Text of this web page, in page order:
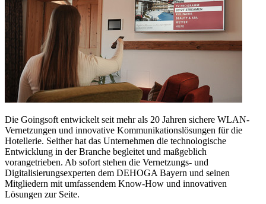
Die Goingsoft entwickelt seit mehr als 20 Jahren sichere WLAN-
Vernetzungen und innovative Kommunikationslösungen für die
Hotellerie. Seither hat das Unternehmen die technologische
Entwicklung in der Branche begleitet und maßgeblich
vorangetrieben. Ab sofort stehen die Vernetzungs- und
Digitalisierungsexperten dem DEHOGA Bayern und seinen
Mitgliedern mit umfassendem Know-How und innovativen
Lösungen zur Seite.